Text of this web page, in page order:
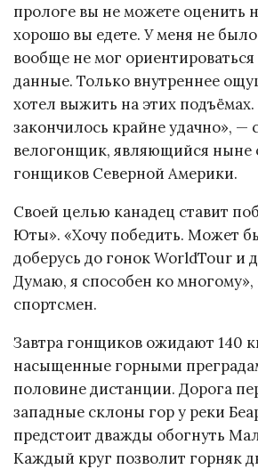
прологе вы не можете оценить
хорошо вы едете. У меня не было
вообще не мог
данные. Только внутреннее
хотел выжить на этих подъёмах.
закончилось крайне удачно», —
велогонщик, являющийся ныне
гонщиков Северной Америки.
Своей целью канадец ставит
Юты». «Хочу победить. Может
доберусь до гонок WorldTour и
Думаю, я способен ко
спортсмен.
Завтра гонщиков ожидают 140
насыщенные горными
половине дистанции. Дорога
западные склоны гор у реки
предстоит дважды обогнуть
Каждый круг позволит горняк